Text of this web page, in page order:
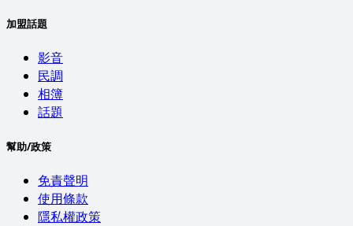
加盟話題
影音
民調
相簿
話題
幫助/政策
免責聲明
使用條款
隱私權政策